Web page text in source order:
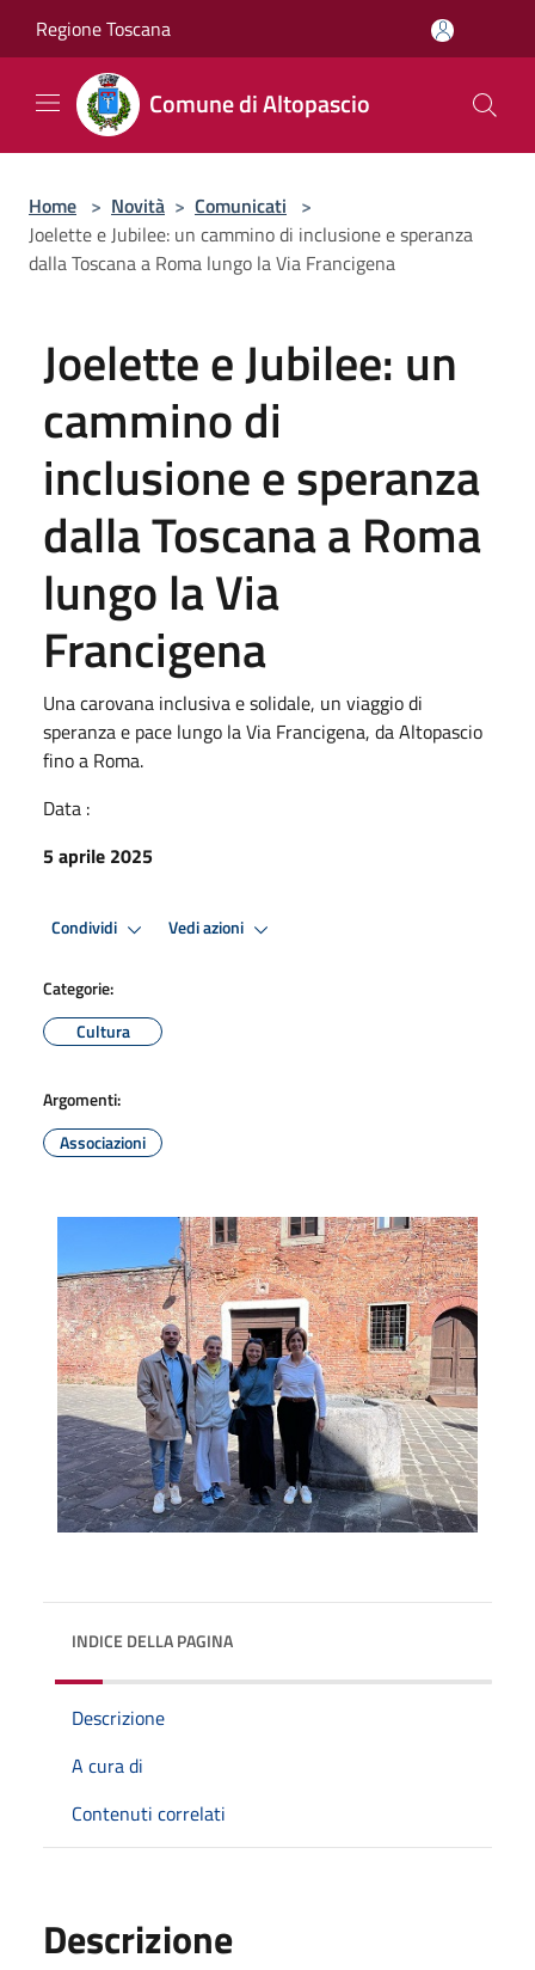
Regione Toscana
Comune di Altopascio
Home > Novità > Comunicati >
Joelette e Jubilee: un cammino di inclusione e speranza
dalla Toscana a Roma lungo la Via Francigena
Joelette e Jubilee: un
cammino di
inclusione e speranza
dalla Toscana a Roma
lungo la Via
Francigena
Una carovana inclusiva e solidale, un viaggio di
speranza e pace lungo la Via Francigena, da Altopascio
fino a Roma.
Data :
5 aprile 2025
Condividi Vedi azioni
Categorie:
Cultura
Argomenti:
Associazioni
INDICE DELLA PAGINA
Descrizione
A cura di
Contenuti correlati
Descrizione